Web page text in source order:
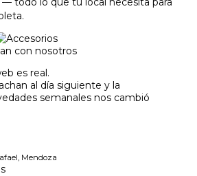
con nosotros
es real.
al día siguiente y la
semanales nos cambió
Mendoza